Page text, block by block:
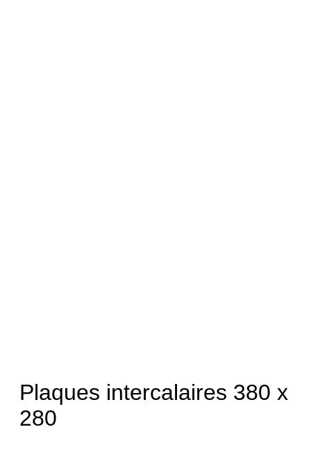
Plaques intercalaires 380 x
280